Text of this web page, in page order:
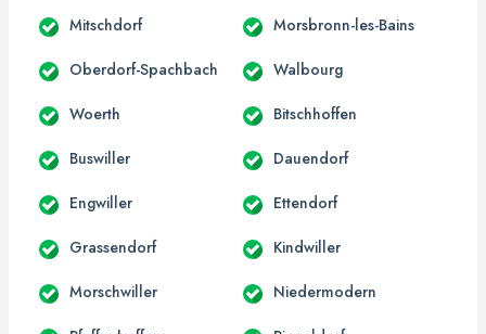
Mitschdorf Morsbronn-les-Bains
Oberdorf-Spachbach Walbourg
Woerth Bitschhoffen
Buswiller Dauendorf
Engwiller Ettendorf
Grassendorf Kindwiller
Morschwiller Niedermodern